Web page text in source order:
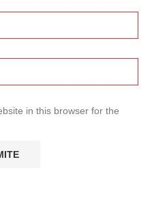
in this browser for the